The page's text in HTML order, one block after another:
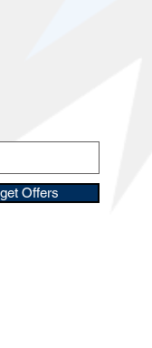
Offers